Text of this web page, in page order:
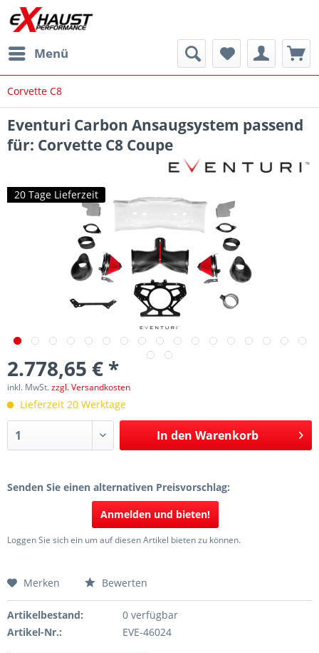
Menü
Corvette C8
Eventuri Carbon Ansaugsystem passend
für: Corvette C8 Coupe
20 Tage Lieferzeit
2.778,65 € *
inkl. MwSt.zzgl. Versandkosten
Lieferzeit 20 Werktage
In den Warenkorb
Senden Sie einen alternativen Preisvorschlag:
Anmelden und bieten!
Loggen Sie sich ein um auf diesen Artikel bieten zu können.
Merken Bewerten
Artikelbestand:
0 verfügbar
Artikel-Nr.:
EVE-46024